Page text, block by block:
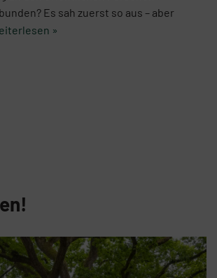
Es sah zuerst so aus – aber
»